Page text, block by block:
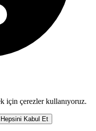
için çerezler kullanıyoruz.
Hepsini Kabul Et